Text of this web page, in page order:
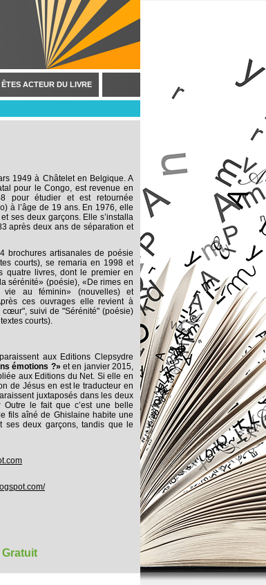
ACTEUR DU LIVRE
1949 à Châtelet en Belgique. A
pour le Congo, est revenue en
pour étudier et est retournée
à l’âge de 19 ans. En 1976, elle
ses deux garçons. Elle s’installa
après deux ans de séparation et
brochures artisanales de poésie
courts), se remaria en 1998 et
quatre livres, dont le premier en
sérénité» (poésie), «De rimes en
vie au féminin» (nouvelles) et
ces ouvrages elle revient à
cœur", suivi de "Sérénité" (poésie)
courts).
aux Editions Clepsydre
émotions ?» et en janvier 2015,
aux Editions du Net. Si elle en
de Jésus en est le traducteur en
juxtaposés dans les deux
Outre le fait que c’est une belle
fils aîné de Ghislaine habite une
ses deux garçons, tandis que le
Gratuit